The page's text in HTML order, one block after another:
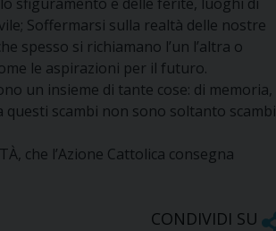
Soffermarsi sulla realtà delle nostre
spesso si richiamano l’un l’altra o
le aspirazioni per il futuro.
un insieme di tante cose: di memoria,
questi scambi non sono soltanto scambi
che l’Azione Cattolica consegna
CONDIVIDI SU